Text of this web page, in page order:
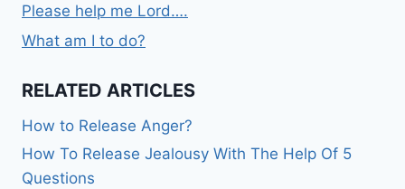
Please help me Lord….
What am I to do?
RELATED ARTICLES
How to Release Anger?
How To Release Jealousy With The Help Of 5
Questions